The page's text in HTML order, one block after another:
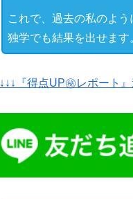
これで、過去の私のよう
独学でも結果を出せます
↓↓↓『得点UP㊙レポート』